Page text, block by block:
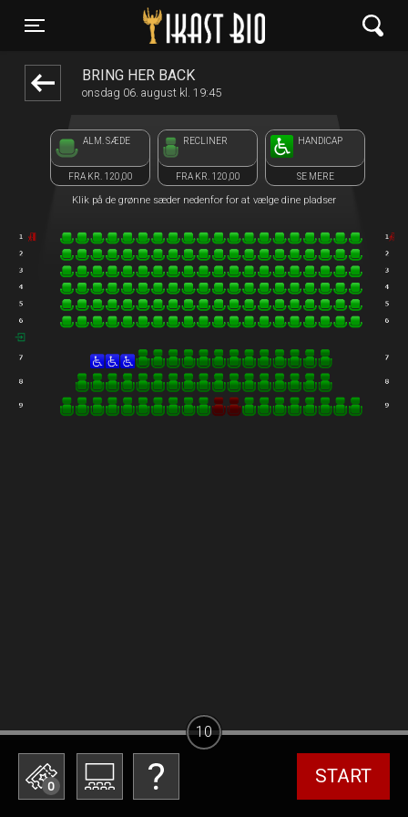
Toggle navigation
Ikast Bio
BRING HER BACK
onsdag 06. august kl. 19:45
ALM. SÆDE
FRA KR. 120,00
RECLINER
FRA KR. 120,00
HANDICAP
SE MERE
Klik på de grønne sæder nedenfor for at vælge dine pladser
0 START
10
1step-front02 113824